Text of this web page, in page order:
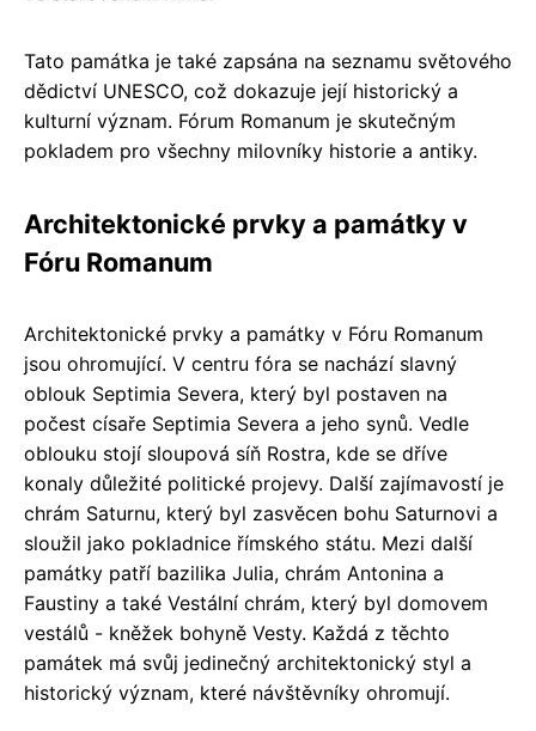
Tato památka je také zapsána na seznamu světového
dědictví UNESCO, což dokazuje její historický a
kulturní význam. Fórum Romanum je skutečným
pokladem pro všechny milovníky historie a antiky.
Architektonické prvky a památky v
Fóru Romanum
Architektonické prvky a památky v Fóru Romanum
jsou ohromující. V centru fóra se nachází slavný
oblouk Septimia Severa, který byl postaven na
počest císaře Septimia Severa a jeho synů. Vedle
oblouku stojí sloupová síň Rostra, kde se dříve
konaly důležité politické projevy. Další zajímavostí je
chrám Saturnu, který byl zasvěcen bohu Saturnovi a
sloužil jako pokladnice římského státu. Mezi další
památky patří bazilika Julia, chrám Antonina a
Faustiny a také Vestální chrám, který byl domovem
vestálů - kněžek bohyně Vesty. Každá z těchto
památek má svůj jedinečný architektonický styl a
historický význam, které návštěvníky ohromují.